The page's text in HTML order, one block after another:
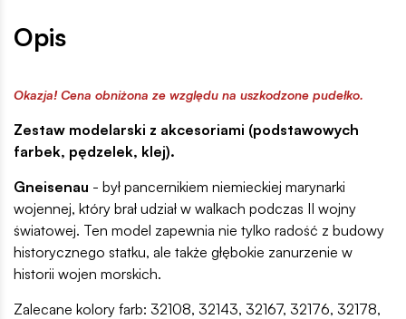
Opis
Okazja! Cena obniżona ze względu na uszkodzone pudełko.
Zestaw modelarski z akcesoriami (podstawowych
farbek, pędzelek, klej).
Gneisenau - był pancernikiem niemieckiej marynarki
wojennej, który brał udział w walkach podczas II wojny
światowej. Ten model zapewnia nie tylko radość z budowy
historycznego statku, ale także głębokie zanurzenie w
historii wojen morskich.
Zalecane kolory farb: 32108, 32143, 32167, 32176, 32178,